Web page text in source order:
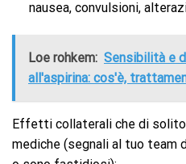
nausea, convulsioni,
Loe rohkem: Sensibilità e
all'aspirina: cos'è,
Effetti collaterali che di solito
mediche (segnali al tuo team